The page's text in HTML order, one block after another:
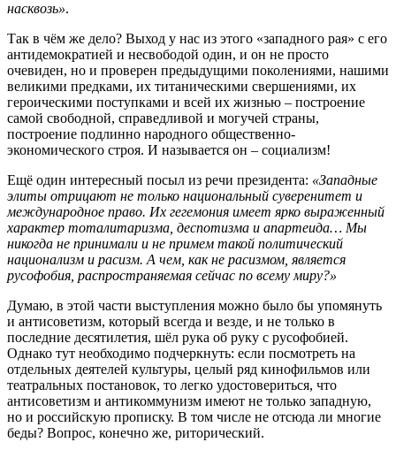
насквозь».
Так в чём же дело? Выход у нас из этого «западного рая» с его
антидемократией и несвободой один, и он не просто
очевиден, но и проверен предыдущими поколениями, нашими
великими предками, их титаническими свершениями, их
героическими поступками и всей их жизнью – построение
самой свободной, справедливой и могучей страны,
построение подлинно народного общественно-
экономического строя. И называется он – социализм!
Ещё один интересный посыл из речи президента: «Западные
элиты отрицают не только национальный суверенитет и
международное право. Их гегемония имеет ярко выраженный
характер тоталитаризма, деспотизма и апартеида… Мы
никогда не принимали и не примем такой политический
национализм и расизм. А чем, как не расизмом, является
русофобия, распространяемая сейчас по всему миру?»
Думаю, в этой части выступления можно было бы упомянуть
и антисоветизм, который всегда и везде, и не только в
последние десятилетия, шёл рука об руку с русофобией.
Однако тут необходимо подчеркнуть: если посмотреть на
отдельных деятелей культуры, целый ряд кинофильмов или
театральных постановок, то легко удостовериться, что
антисоветизм и антикоммунизм имеют не только западную,
но и российскую прописку. В том числе не отсюда ли многие
беды? Вопрос, конечно же, риторический.